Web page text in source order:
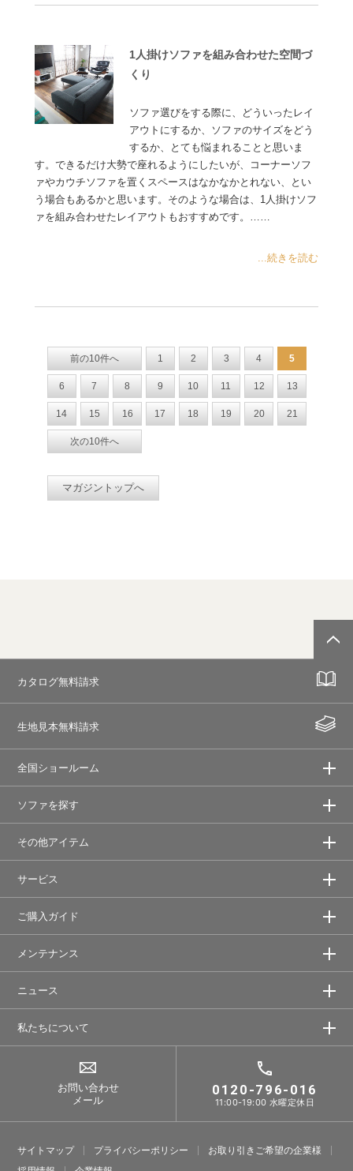
1人掛けソファを組み合わせた空間づ
くり
ソファ選びをする際に、どういったレイ
アウトにするか、ソファのサイズをどう
するか、とても悩まれることと思いま
す。できるだけ大勢で座れるようにしたいが、コーナーソフ
ァやカウチソファを置くスペースはなかなかとれない、とい
う場合もあるかと思います。そのような場合は、1人掛けソフ
ァを組み合わせたレイアウトもおすすめです。……
...続きを読む
前の10件へ 1 2 3 4 5
6 7 8 9 10 11 12 13
14 15 16 17 18 19 20 21
次の10件へ
マガジントップへ
カタログ無料請求
生地見本無料請求
全国ショールーム
ソファを探す
その他アイテム
サービス
ご購入ガイド
メンテナンス
ニュース
私たちについて
お問い合わせ
メール
0120-796-016
11:00-19:00 水曜定休日
サイトマップ プライバシーポリシー
お取り引きご希望の企業様